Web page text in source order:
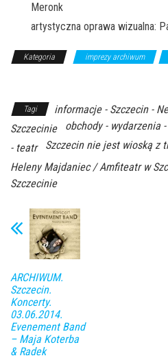
Meronk
artystyczna oprawa wizualna:
Kategoria imprezy archiwum
Tagi
informacje - Szczecin -
Szczecinie
obchody - wydarzenia
- teatr
Szczecin nie jest wioską z
Heleny Majdaniec / Amfiteatr w
Szczecinie
ARCHIWUM.
Szczecin.
Koncerty.
03.06.2014.
Evenement Band
– Maja Koterba
& Radek